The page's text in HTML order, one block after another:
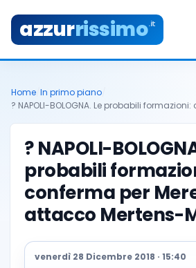
azzurrissimo.it
Home In primo piano
? NAPOLI-BOLOGNA. Le probabili
? NAPOLI-
probabili
conferma per
attacco Mertens-
venerdì 28 Dicembre 2018 · 15:40